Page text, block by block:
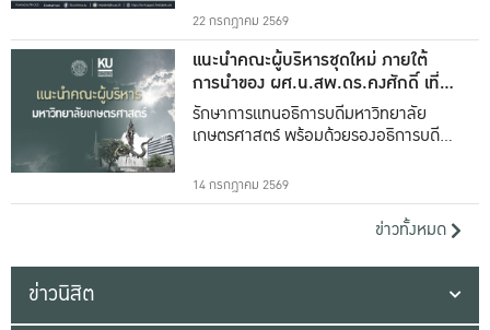
22 กรกฎาคม 2569
แนะนำคณะผู้บริหารชุดใหม่ ภายใต้
การนำของ ผศ.น.สพ.ดร.คงศักดิ์ เที่ยง
ธรรม
รักษาการแทนอธิการบดีมหาวิทยาลัย
เกษตรศาสตร์ พร้อมด้วยรองอธิการบดีทั้ง
14 กรกฎาคม 2569
ข่าวทั้งหมด
ข่าวนิสิต